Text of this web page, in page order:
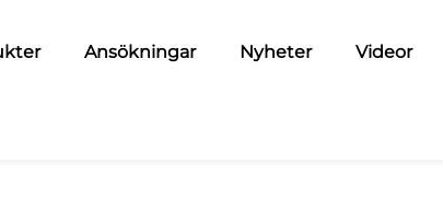
Ansökningar Nyheter Videor